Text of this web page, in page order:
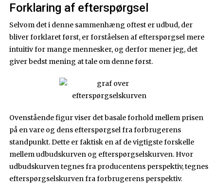
Forklaring af efterspørgsel
Selvom det i denne sammenhæng oftest er udbud, der
bliver forklaret først, er forståelsen af efterspørgsel mere
intuitiv for mange mennesker, og derfor mener jeg, det
giver bedst mening at tale om denne først.
Ovenstående figur viser det basale forhold mellem prisen
på en vare og dens efterspørgsel fra forbrugerens
standpunkt. Dette er faktisk en af de vigtigste forskelle
mellem udbudskurven og efterspørgselskurven. Hvor
udbudskurven tegnes fra producentens perspektiv, tegnes
efterspørgselskurven fra forbrugerens perspektiv.